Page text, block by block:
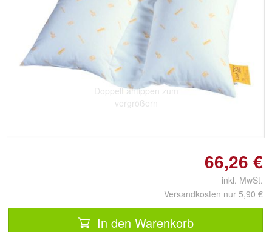
Doppelt antippen zum
vergrößern
66,26 €
inkl. MwSt.
Versandkosten nur 5,90 €
In den Warenkorb